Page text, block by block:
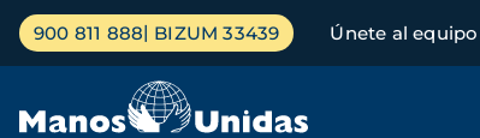
Pasar
contenido
Menú
principal
900 811 888 BIZUM 33439 Únete al equipo